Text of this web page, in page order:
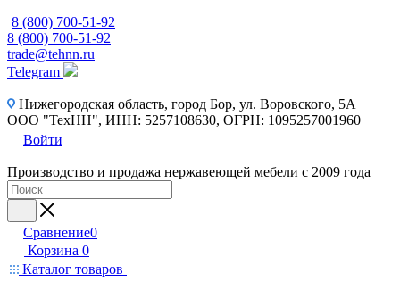
8 (800) 700-51-92
8 (800) 700-51-92
trade@tehnn.ru
Telegram
Нижегородская область, город Бор, ул. Воровского, 5А
ООО "ТехНН", ИНН: 5257108630, ОГРН: 1095257001960
Войти
Производство и продажа нержавеющей мебели с 2009 года
Сравнение0
Корзина 0
Каталог товаров